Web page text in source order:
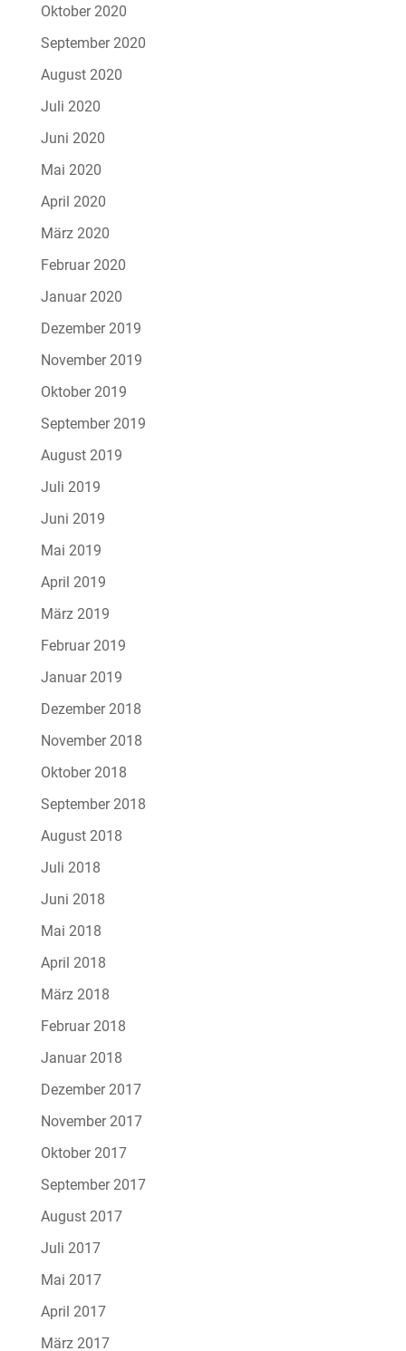
Oktober 2020
September 2020
August 2020
Juli 2020
Juni 2020
Mai 2020
April 2020
März 2020
Februar 2020
Januar 2020
Dezember 2019
November 2019
Oktober 2019
September 2019
August 2019
Juli 2019
Juni 2019
Mai 2019
April 2019
März 2019
Februar 2019
Januar 2019
Dezember 2018
November 2018
Oktober 2018
September 2018
August 2018
Juli 2018
Juni 2018
Mai 2018
April 2018
März 2018
Februar 2018
Januar 2018
Dezember 2017
November 2017
Oktober 2017
September 2017
August 2017
Juli 2017
Mai 2017
April 2017
März 2017